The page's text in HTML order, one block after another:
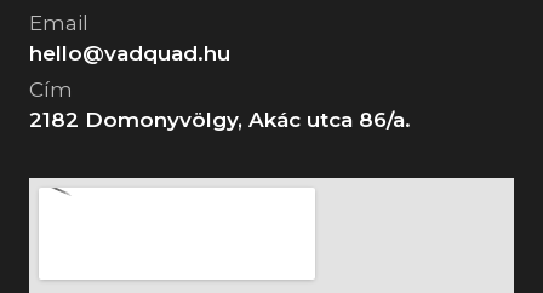
Email
hello@vadquad.hu
Cím
2182 Domonyvölgy, Akác utca 86/a.